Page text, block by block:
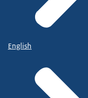
English